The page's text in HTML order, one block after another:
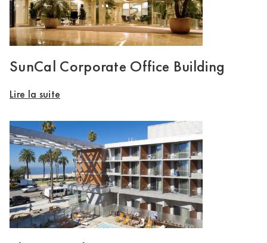
SunCal Corporate Office Building
Lire la suite